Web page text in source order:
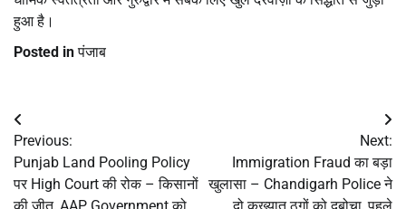
हुआ है।
Posted inपंजाब
Post
navigation
Previous:
Punjab Land Pooling Policy
पर High Court की रोक – किसानों
Next:
Immigration Fraud का बड़ा
खुलासा – Chandigarh Police ने